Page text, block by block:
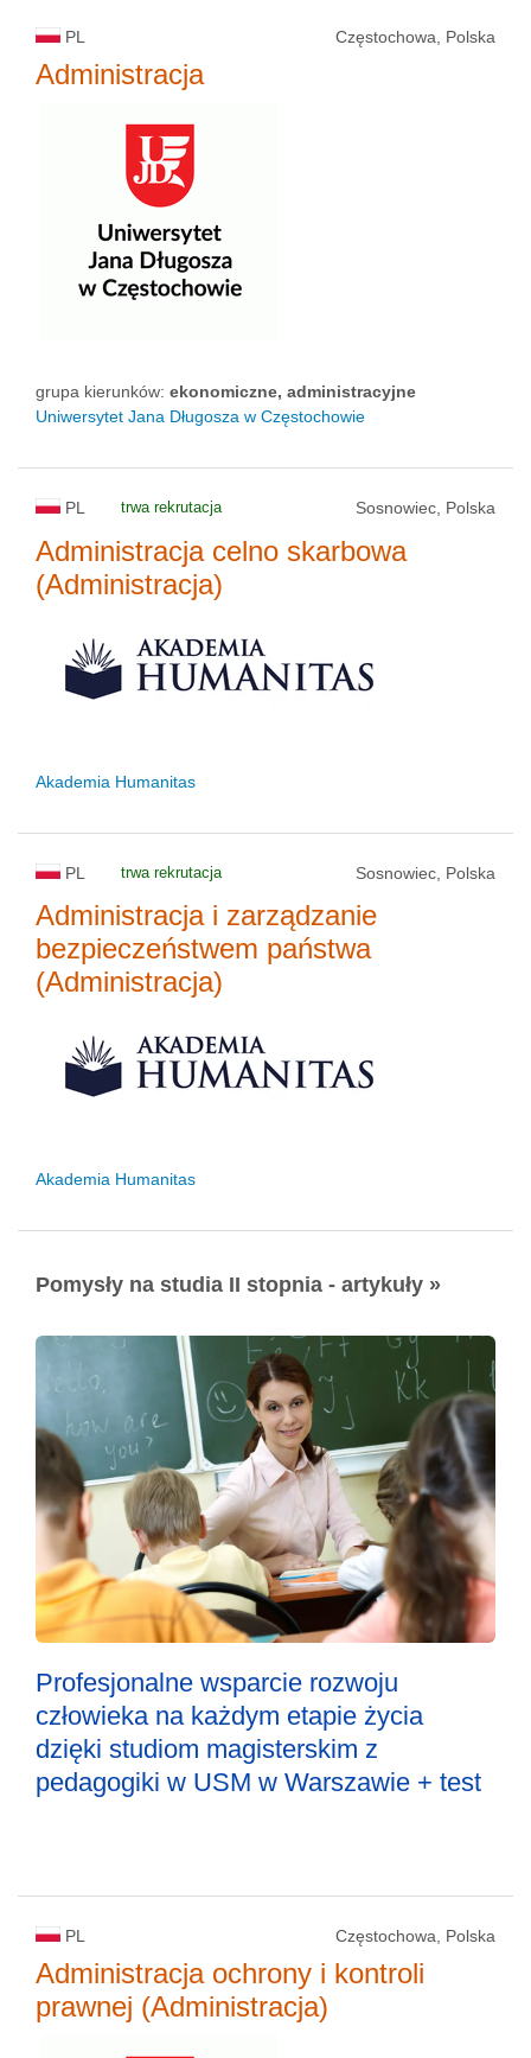
PL Częstochowa, Polska
Administracja
grupa kierunków: ekonomiczne, administracyjne
Uniwersytet Jana Długosza w Częstochowie
PL trwa rekrutacja Sosnowiec, Polska
Administracja celno skarbowa
(Administracja)
Akademia Humanitas
PL trwa rekrutacja Sosnowiec, Polska
Administracja i zarządzanie
bezpieczeństwem państwa
(Administracja)
Akademia Humanitas
Pomysły na studia II stopnia - artykuły »
Profesjonalne wsparcie rozwoju
człowieka na każdym etapie życia
dzięki studiom magisterskim z
pedagogiki w USM w Warszawie + test
PL Częstochowa, Polska
Administracja ochrony i kontroli
prawnej (Administracja)